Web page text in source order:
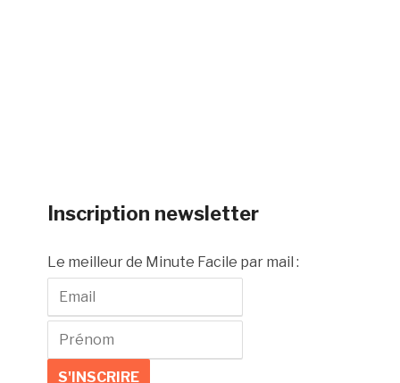
Inscription newsletter
Le meilleur de Minute Facile par mail :